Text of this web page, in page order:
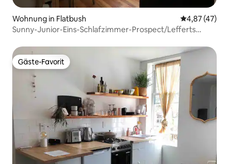
Wohnung in Flatbush
4,87 (47)
Sunny-Junior-Eins-Schlafzimmer-Prospect/Lefferts
Gäste-Favorit
Gäste-Favorit